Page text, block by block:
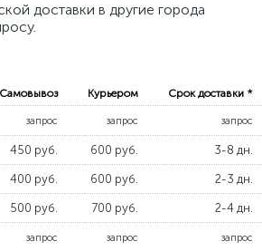
доставки в другие города
Самовывоз Курьером Срок доставки *
запрос запрос запрос
450 руб. 600 руб. 3-8 дн.
400 руб. 600 руб. 2-3 дн.
500 руб. 700 руб. 2-4 дн.
запрос запрос запрос